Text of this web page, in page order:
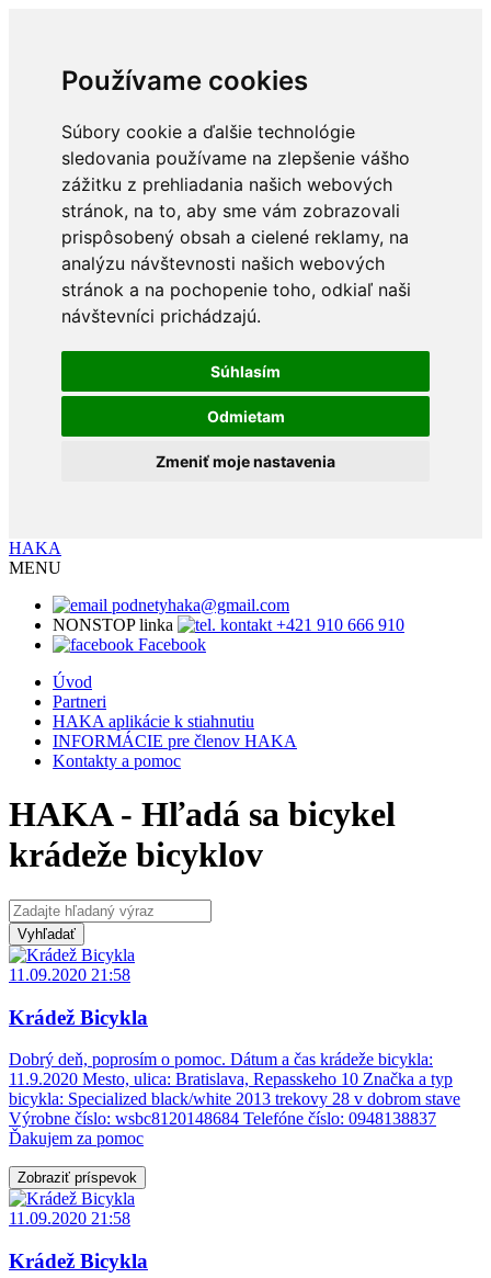
Používame cookies
Súbory cookie a ďalšie technológie
sledovania používame na zlepšenie vášho
zážitku z prehliadania našich webových
stránok, na to, aby sme vám zobrazovali
prispôsobený obsah a cielené reklamy, na
analýzu návštevnosti našich webových
stránok a na pochopenie toho, odkiaľ naši
návštevníci prichádzajú.
Súhlasím
Odmietam
Zmeniť moje nastavenia
HAKA
MENU
podnetyhaka@gmail.com
NONSTOP linka
+421 910 666 910
Facebook
Úvod
Partneri
HAKA aplikácie k stiahnutiu
INFORMÁCIE pre členov HAKA
Kontakty a pomoc
HAKA - Hľadá sa bicykel
krádeže bicyklov
11.09.2020 21:58
Krádež Bicykla
Dobrý deň, poprosím o pomoc. Dátum a čas krádeže bicykla:
11.9.2020 Mesto, ulica: Bratislava, Repasskeho 10 Značka a typ
bicykla: Specialized black/white 2013 trekovy 28 v dobrom stave
Výrobne číslo: wsbc8120148684 Telefóne číslo: 0948138837
Ďakujem za pomoc
Zobraziť príspevok
11.09.2020 21:58
Krádež Bicykla